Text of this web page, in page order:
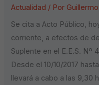
Actualidad / Por
Se cita a Acto Público,
corriente, a efectos de
Suplente en el E.E.S. Nº
Desde el 10/10/2017
llevará a cabo a las 9,30